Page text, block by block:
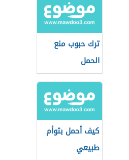
ترك حبوب منع
الحمل
كيف أحمل بتوأم
طبيعي